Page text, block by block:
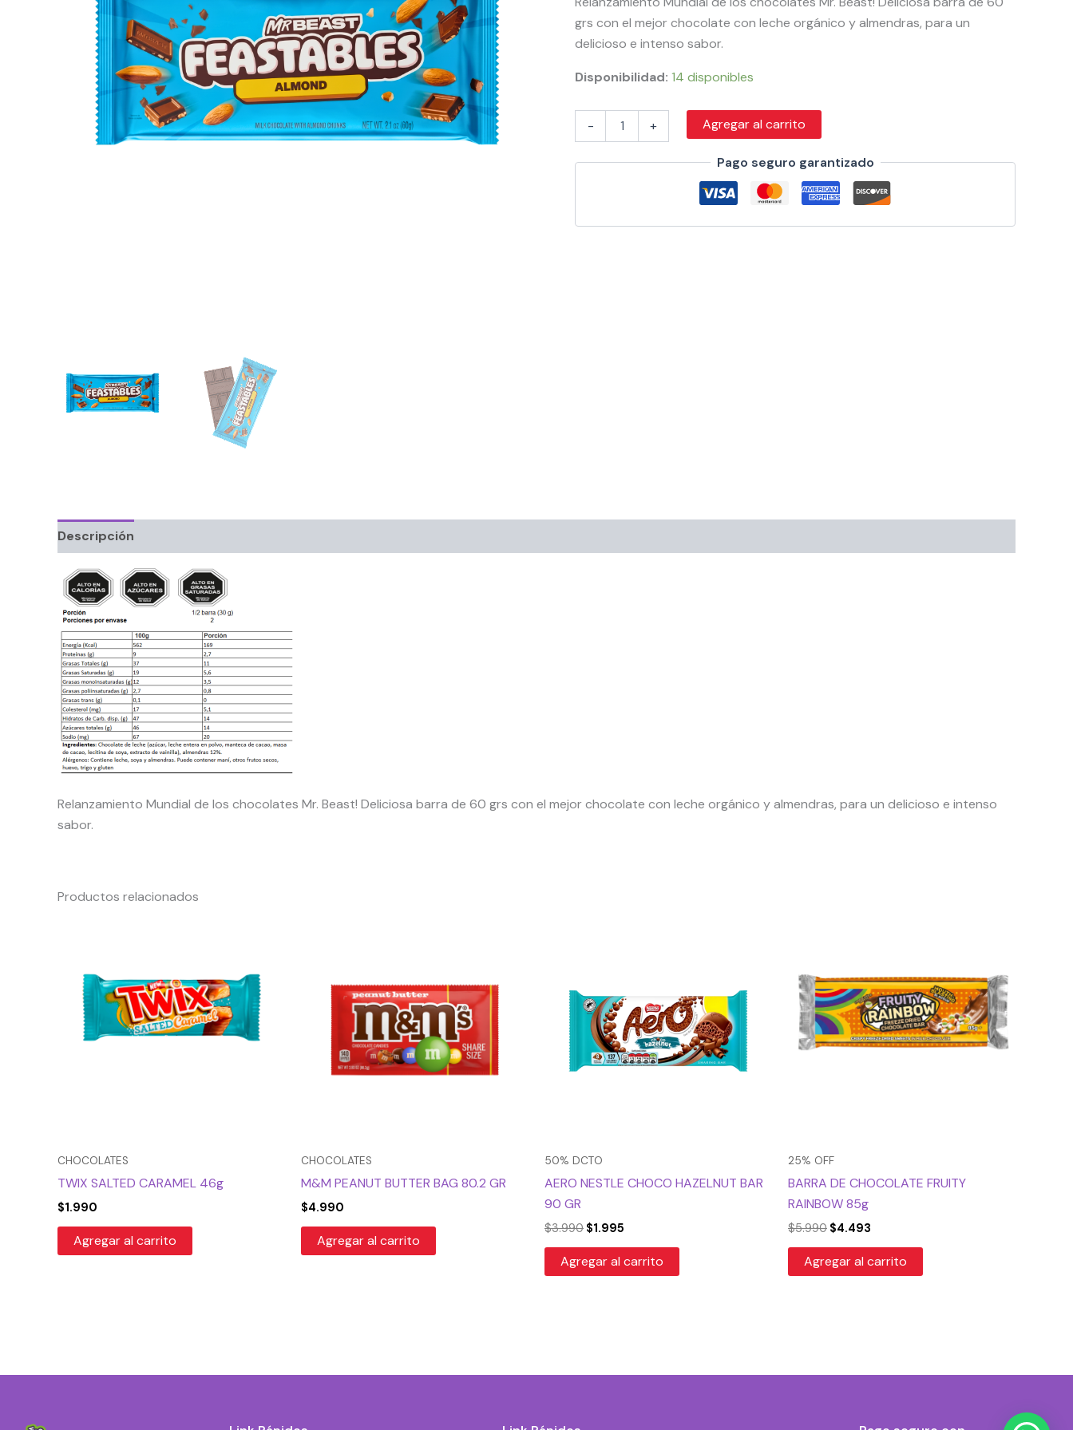
grs con el mejor chocolate con leche orgánico y almendras, para un
delicioso e intenso sabor.
Disponibilidad: 14 disponibles
- + Agregar al carrito
Pago seguro garantizado
Descripción
Relanzamiento Mundial de los chocolates Mr. Beast! Deliciosa barra de 60 grs con el mejor chocolate con leche orgánico y almendras, para un delicioso e intenso
sabor.
Productos relacionados
CHOCOLATES
TWIX SALTED CARAMEL 46g
$1.990
Agregar al carrito
CHOCOLATES
M&M PEANUT BUTTER BAG 80.2 GR
$4.990
Agregar al carrito
50% DCTO
AERO NESTLE CHOCO HAZELNUT BAR
90 GR
$3.990 $1.995
Agregar al carrito
25% OFF
BARRA DE CHOCOLATE FRUITY
RAINBOW 85g
$5.990
$5.990.
$4.493
$4.493.
Agregar al carrito